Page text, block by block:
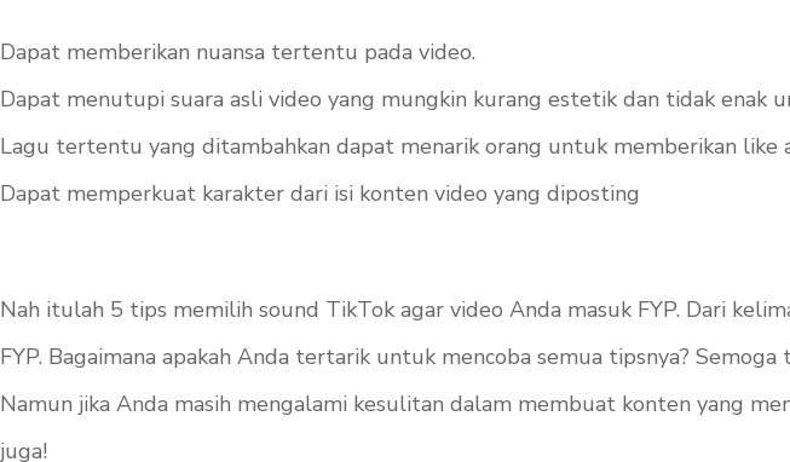
Dapat memberikan nuansa tertentu pada video.
Dapat menutupi suara asli video yang mungkin kurang estetik dan tidak enak
Lagu tertentu yang ditambahkan dapat menarik orang untuk memberikan like
Dapat memperkuat karakter dari isi konten video yang diposting
Nah itulah 5 tips memilih sound TikTok agar video Anda masuk FYP. Dari
FYP. Bagaimana apakah Anda tertarik untuk mencoba semua tipsnya?
Namun jika Anda masih mengalami kesulitan dalam membuat konten yang
juga!